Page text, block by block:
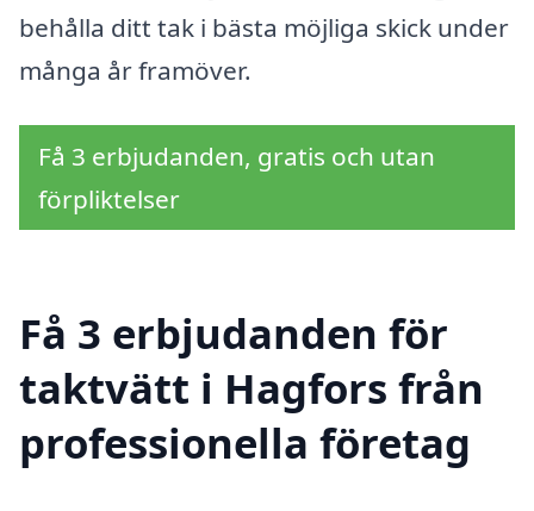
behålla ditt tak i bästa möjliga skick under
många år framöver.
Få 3 erbjudanden, gratis och utan
förpliktelser
Få 3 erbjudanden för
taktvätt i Hagfors från
professionella företag